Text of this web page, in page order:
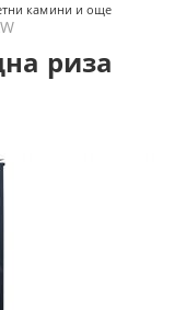
камини и още
риза